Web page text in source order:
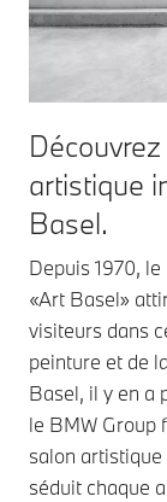
artistique
Basel.
Depuis 1970,
«Art Basel»
visiteurs dans
peinture et de
Basel, il y en a
le BMW Group
salon
séduit chaque